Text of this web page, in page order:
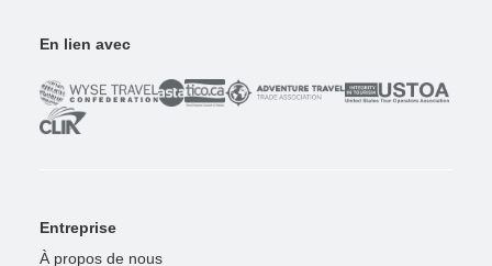
En lien avec
Entreprise
À propos de nous